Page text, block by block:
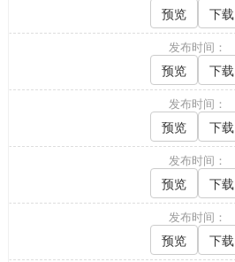
预览 下载
发布时间：
预览 下载
发布时间：
预览 下载
发布时间：
预览 下载
发布时间：
预览 下载